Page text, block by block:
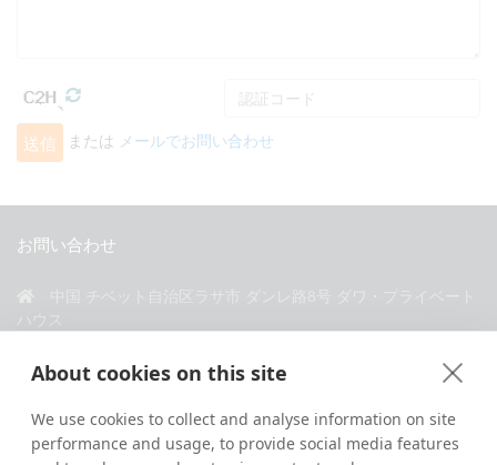
About cookies on this site
We use cookies to collect and analyse information on site
performance and usage, to provide social media features
送信 または メールでお問い合わせ
お問い合わせ
私たちとつながる